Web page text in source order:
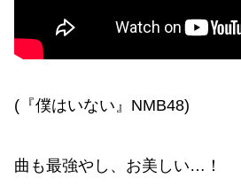
(『僕はいない』NMB48)
曲も最強やし、お美しい…！